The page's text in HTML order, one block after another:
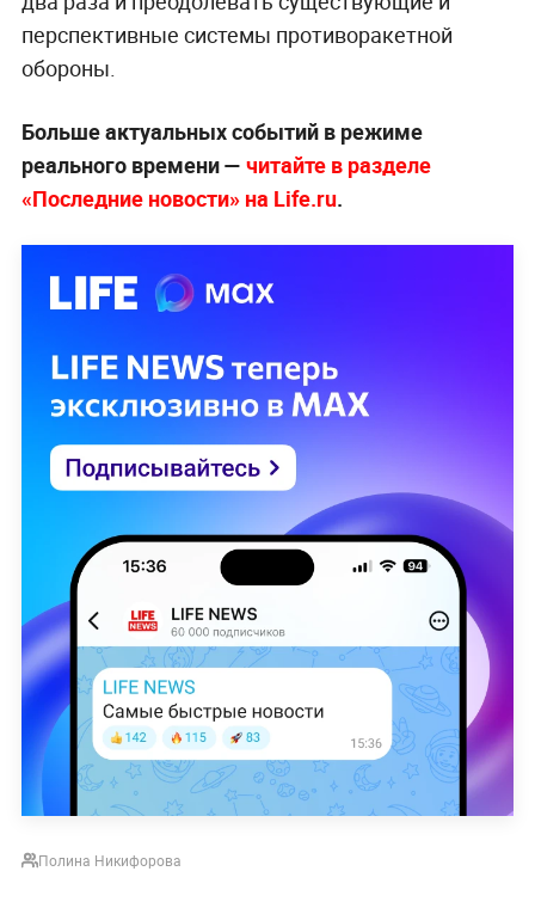
перспективные системы противоракетной
обороны.
Больше актуальных событий в режиме
реального времени — читайте в разделе
«Последние новости» на Life.ru.
Полина Никифорова